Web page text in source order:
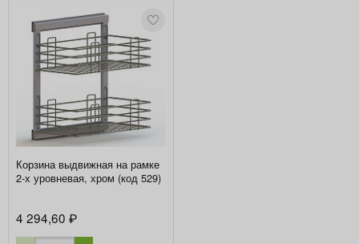
Корзина выдвижная на рамке
2-х уровневая, хром (код 529)
4 294,60₽